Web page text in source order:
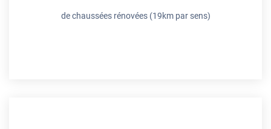
de chaussées rénovées (19km par sens)